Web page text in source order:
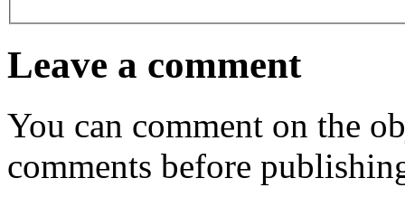
Leave a comment
You can comment on the
comments before